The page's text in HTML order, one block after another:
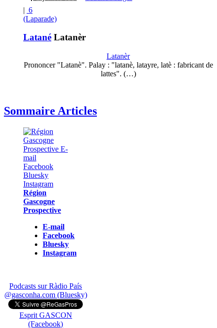
| 6
(Laparade)
Latané Latanèr
Latanèr
Prononcer "Latanè". Palay : "latanè, latayre, latè : fabricant de
lattes". (…)
Sommaire Articles
Région
Gascogne
Prospective
E-mail
Facebook
Bluesky
Instagram
Podcasts sur Ràdio País
@gasconha.com (Bluesky)
Esprit GASCON
(Facebook)